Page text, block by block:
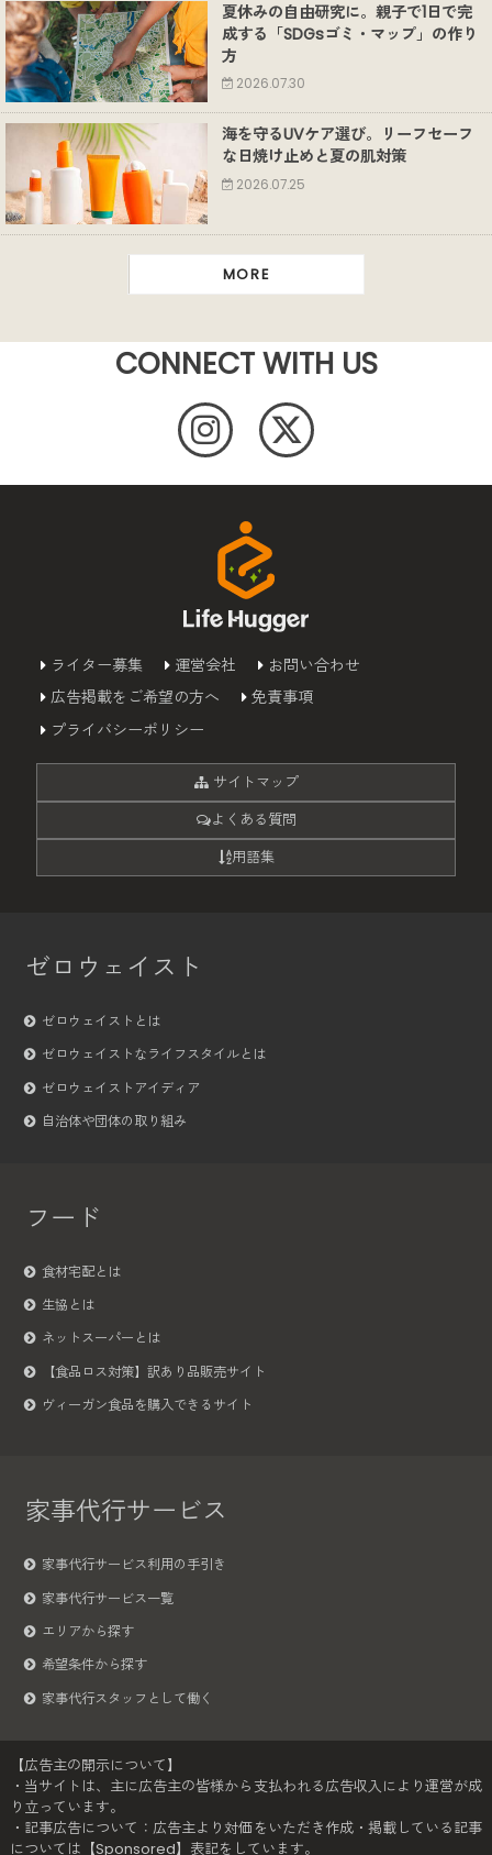
夏休みの自由研究に。親子で1日で完
成する「SDGsゴミ・マップ」の作り
方
2026.07.30
海を守るUVケア選び。リーフセーフ
な日焼け止めと夏の肌対策
2026.07.25
MORE
CONNECT WITH US
ライター募集 運営会社
お問い合わせ
広告掲載をご希望の方へ
免責事項
プライバシーポリシー
サイトマップ
よくある質問
用語集
ゼロウェイスト
ゼロウェイストとは
ゼロウェイストなライフスタイルとは
ゼロウェイストアイディア
自治体や団体の取り組み
フード
食材宅配とは
生協とは
ネットスーパーとは
【食品ロス対策】訳あり品販売サイト
ヴィーガン食品を購入できるサイト
家事代行サービス
家事代行サービス利用の手引き
家事代行サービス一覧
エリアから探す
希望条件から探す
家事代行スタッフとして働く
【広告主の開示について】
・当サイトは、主に広告主の皆様から支払われる広告収入により運営が成
り立っています。
・記事広告について：広告主より対価をいただき作成・掲載している記事
については【Sponsored】表記をしています。